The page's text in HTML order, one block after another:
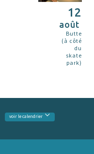
12
août
Butte
(à côté
du
skate
park)
voir le calendrier